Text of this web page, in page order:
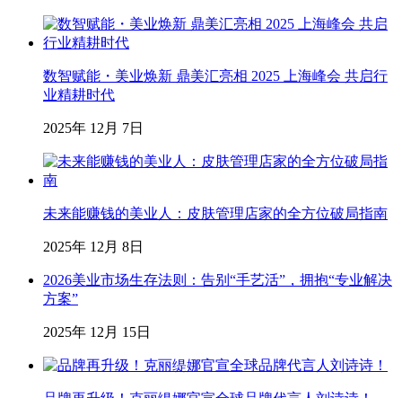
数智赋能・美业焕新 鼎美汇亮相 2025 上海峰会 共启行
业精耕时代
2025年 12月 7日
未来能赚钱的美业人：皮肤管理店家的全方位破局指南
2025年 12月 8日
2026美业市场生存法则：告别“手艺活”，拥抱“专业解决
方案”
2025年 12月 15日